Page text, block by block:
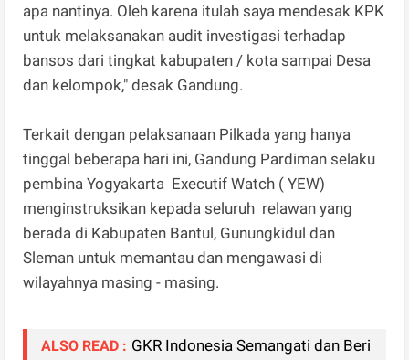
apa nantinya. Oleh karena itulah saya mendesak KPK
untuk melaksanakan audit investigasi terhadap
bansos dari tingkat kabupaten / kota sampai Desa
dan kelompok," desak Gandung.
Terkait dengan pelaksanaan Pilkada yang hanya
tinggal beberapa hari ini, Gandung Pardiman selaku
pembina Yogyakarta Executif Watch ( YEW)
menginstruksikan kepada seluruh relawan yang
berada di Kabupaten Bantul, Gunungkidul dan
Sleman untuk memantau dan mengawasi di
wilayahnya masing - masing.
ALSO READ : GKR Indonesia Semangati dan Beri